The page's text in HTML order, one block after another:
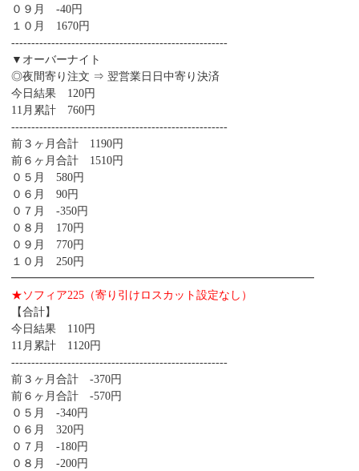
０９月 -40円
１０月 1670円
------------------------------------------------------
▼オーバーナイト
◎夜間寄り注文 ⇒ 翌営業日日中寄り決済
今日結果 120円
11月累計 760円
------------------------------------------------------
前３ヶ月合計 1190円
前６ヶ月合計 1510円
０５月 580円
０６月 90円
０７月 -350円
０８月 170円
０９月 770円
１０月 250円
━━━━━━━━━━━━━━━━━━━━━━━━━━━
★ソフィア225（寄り引けロスカット設定なし）
【合計】
今日結果 110円
11月累計 1120円
------------------------------------------------------
前３ヶ月合計 -370円
前６ヶ月合計 -570円
０５月 -340円
０６月 320円
０７月 -180円
０８月 -200円